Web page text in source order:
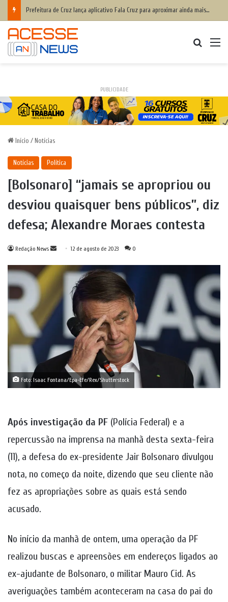
Prefeitura de Cruz lança aplicativo Fala Cruz para aproximar ainda mais a populaçãoda gestão municipal
PUBLICIDADE
Início / Notícias
Notícias Política
[Bolsonaro] “jamais se apropriou ou
desviou quaisquer bens públicos”, diz
defesa; Alexandre Moraes contesta
Redação News
Mande12 de agosto de 2023 0
Foto: Isaac Fontana/Epa-Efe/Rex/Shutterstock
Após investigação da PF (Polícia Federal) e a
repercussão na imprensa na manhã desta sexta-feira
(11), a defesa do ex-presidente Jair Bolsonaro divulgou
nota, no começo da noite, dizendo que seu cliente não
fez as apropriações sobre as quais está sendo
acusado.
No início da manhã de ontem, uma operação da PF
realizou buscas e apreensões em endereços ligados ao
ex-ajudante de Bolsonaro, o militar Mauro Cid. As
averiguações também aconteceram na casa do pai do